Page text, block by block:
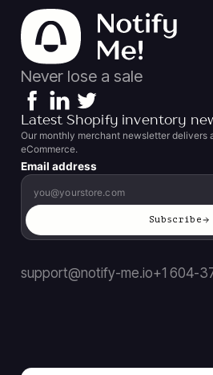
Never lose a sale
Latest Shopify inventory
Our monthly merchant newsletter delivers
eCommerce.
Email address
Subscribe
support@notify-me.io+1 604-